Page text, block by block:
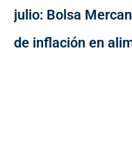
julio: Bolsa
de inflación en